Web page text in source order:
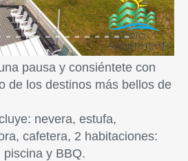
pausa y consiéntete con
de los destinos más bellos de
nevera, estufa,
cafetera, 2 habitaciones:
y BBQ.